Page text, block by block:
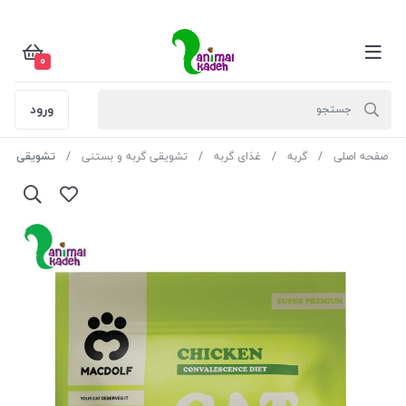
0
ورود
صفحه اصلی گربه غذای گربه تشویقی گربه و بستنی تشویقی گربه